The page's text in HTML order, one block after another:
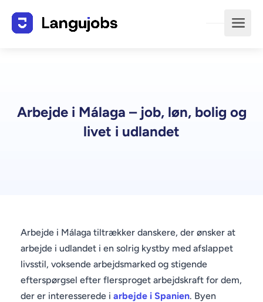
Arbejde i Málaga – job, løn, bolig og
livet i udlandet
Arbejde i Málaga tiltrækker danskere, der ønsker at
arbejde i udlandet i en solrig kystby med afslappet
livsstil, voksende arbejdsmarked og stigende
efterspørgsel efter flersproget arbejdskraft for dem,
der er interesserede i arbejde i Spanien. Byen